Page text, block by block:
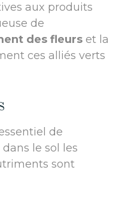
aux produits
de
des fleurs et la
ces alliés verts
de
le sol les
sont